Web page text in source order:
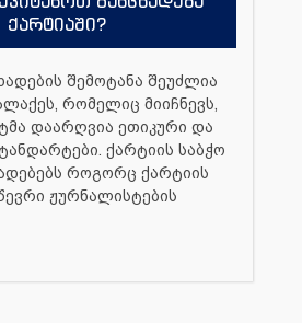
ქარტიაში?
შემოტანა შეუძლია
რომელიც მიიჩნევს,
დაარღვია ეთიკური და
ქარტიის საბჭო
როგორც ქარტიის
ჟურნალისტების